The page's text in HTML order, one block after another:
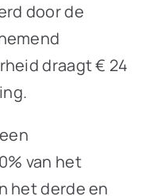
door de
draagt € 24
van het
het derde en